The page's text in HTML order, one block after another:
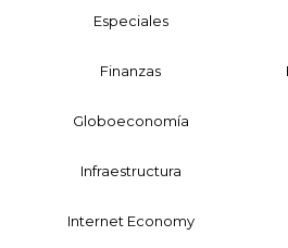
Especiales
Finanzas
Globoeconomía
Infraestructura
Internet Economy